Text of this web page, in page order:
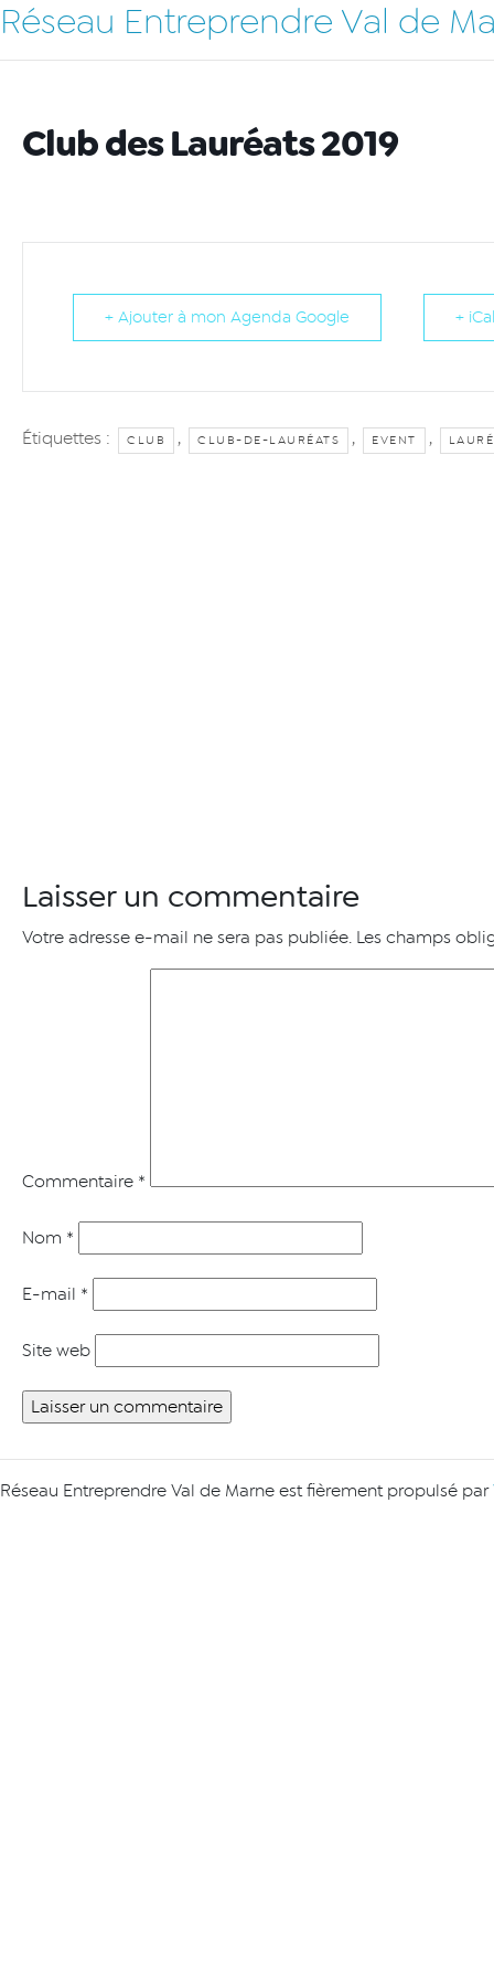
Réseau Entreprendre Val de
Club des Lauréats 2019
+ Ajouter à mon Agenda Google +
Étiquettes : CLUB , CLUB-DE-LAURÉATS , EVENT ,
Laisser un commentaire
Votre adresse e-mail ne sera pas publiée. Les champs
Commentaire *
Nom *
E-mail *
Site web
Réseau Entreprendre Val de Marne est fièrement propulsé par